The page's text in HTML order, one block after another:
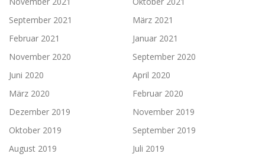
September 2021
März 2021
Februar 2021
Januar 2021
November 2020
September 2020
Juni 2020
April 2020
März 2020
Februar 2020
Dezember 2019
November 2019
Oktober 2019
September 2019
August 2019
Juli 2019